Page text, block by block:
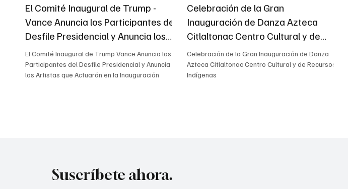
El Comité Inaugural de Trump -
Vance Anuncia los Participantes del
Desfile Presidencial y Anuncia los
Artistas que Actuarán en la
Inauguración Presidencial
El Comité Inaugural de Trump Vance Anuncia los
Participantes del Desfile Presidencial y Anuncia
los Artistas que Actuarán en la Inauguración
Celebración de la Gran
Inauguración de Danza Azteca
Citlaltonac Centro Cultural y de
Recursos Indígenas
Celebración de la Gran Inauguración de Danza
Azteca Citlaltonac Centro Cultural y de Recursos
Indígenas
Suscríbete ahora.